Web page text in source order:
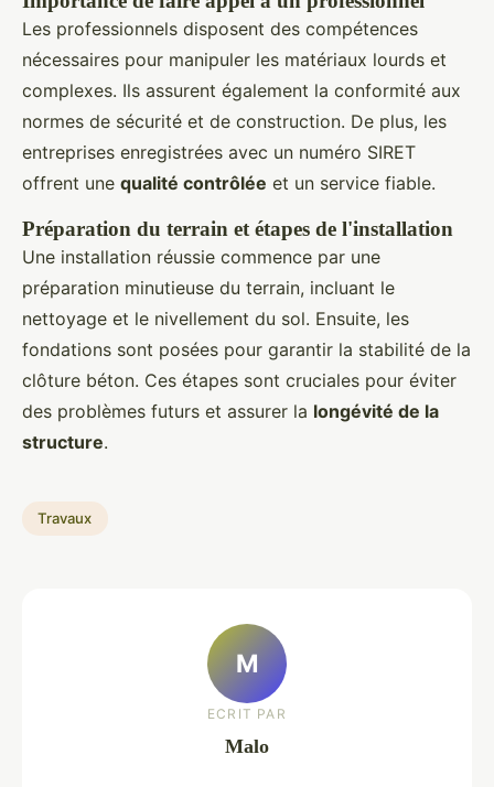
Les professionnels disposent des compétences
nécessaires pour manipuler les matériaux lourds et
complexes. Ils assurent également la conformité aux
normes de sécurité et de construction. De plus, les
entreprises enregistrées avec un numéro SIRET
offrent une qualité contrôlée et un service fiable.
Préparation du terrain et étapes de l'installation
Une installation réussie commence par une
préparation minutieuse du terrain, incluant le
nettoyage et le nivellement du sol. Ensuite, les
fondations sont posées pour garantir la stabilité de la
clôture béton. Ces étapes sont cruciales pour éviter
des problèmes futurs et assurer la longévité de la
structure.
Travaux
M
ECRIT PAR
Malo